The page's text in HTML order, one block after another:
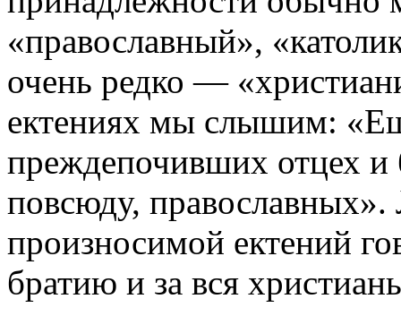
«православный»,
очень редко —
ектениях мы слышим:
преждепочивших отцех
повсюду,
произносимой ектений
братию и за вся